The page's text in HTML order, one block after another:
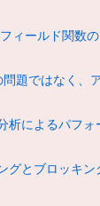
ィールド関数の
問題ではなく、
析によるパフォ
グとブロッキン